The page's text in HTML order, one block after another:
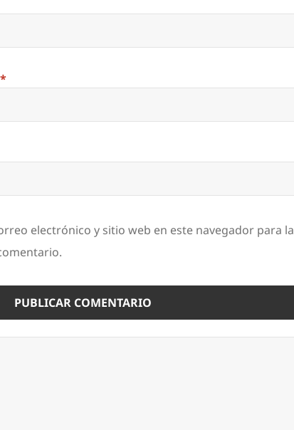
*
electrónico y sitio web en este navegador para la